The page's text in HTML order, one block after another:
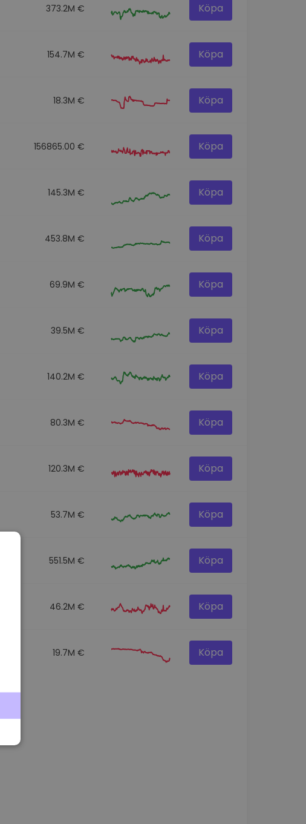
373.2M € Köpa
154.7M € Köpa
18.3M € Köpa
156865.00 € Köpa
145.3M € Köpa
453.8M € Köpa
69.9M € Köpa
39.5M € Köpa
140.2M € Köpa
80.3M € Köpa
120.3M € Köpa
53.7M € Köpa
551.5M € Köpa
46.2M € Köpa
19.7M € Köpa